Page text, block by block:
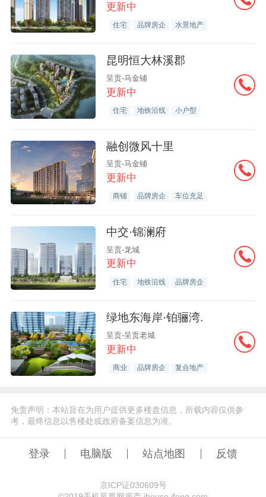
更新中
住宅 品牌房企 水景地产
昆明恒大林溪郡
呈贡-马金铺
更新中
住宅 地铁沿线 小户型
融创微风十里
呈贡-马金铺
更新中
商铺 品牌房企 车位充足
中交·锦澜府
呈贡-龙城
更新中
住宅 地铁沿线 品牌房企
绿地东海岸·铂骊湾.
呈贡-呈贡老城
更新中
商业 品牌房企 复合地产
免责声明：本站旨在为用户提供更多楼盘信息，所载内容仅供参
考，最终信息以售楼处或政府备案信息为准。
登录 电脑版 站点地图 反馈
京ICP证030609号